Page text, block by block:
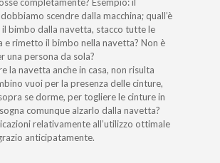
scendre dalla macchina; quall’è
bimbo dalla navetta, stacco tutte le
e rimetto il bimbo nella navetta? Non è
una persona da sola?
la navetta anche in casa, non risulta
vuoi per la presenza delle cinture,
se dorme, per togliere le cinture in
comunque alzarlo dalla navetta?
relativamente all’utilizzo ottimale
anticipatamente.